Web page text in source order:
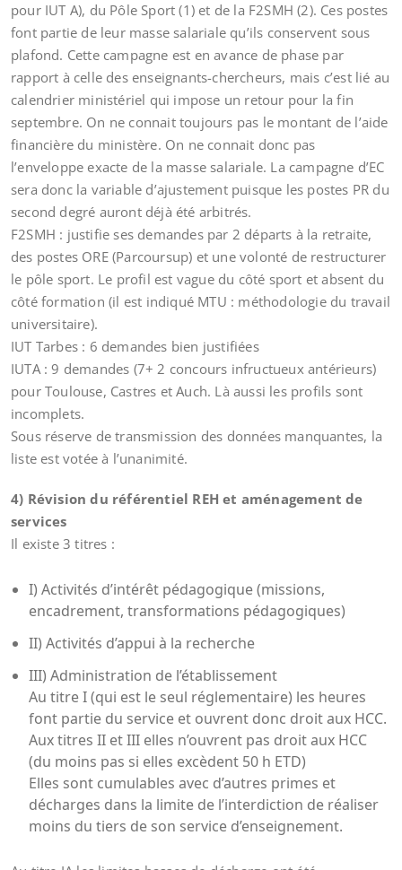
pour IUT A), du Pôle Sport (1) et de la F2SMH (2). Ces postes
font partie de leur masse salariale qu’ils conservent sous
plafond. Cette campagne est en avance de phase par
rapport à celle des enseignants-chercheurs, mais c’est lié au
calendrier ministériel qui impose un retour pour la fin
septembre. On ne connait toujours pas le montant de l’aide
financière du ministère. On ne connait donc pas
l’enveloppe exacte de la masse salariale. La campagne d’EC
sera donc la variable d’ajustement puisque les postes PR du
second degré auront déjà été arbitrés.
F2SMH : justifie ses demandes par 2 départs à la retraite,
des postes ORE (Parcoursup) et une volonté de restructurer
le pôle sport. Le profil est vague du côté sport et absent du
côté formation (il est indiqué MTU : méthodologie du travail
universitaire).
IUT Tarbes : 6 demandes bien justifiées
IUTA : 9 demandes (7+ 2 concours infructueux antérieurs)
pour Toulouse, Castres et Auch. Là aussi les profils sont
incomplets.
Sous réserve de transmission des données manquantes, la
liste est votée à l’unanimité.
4) Révision du référentiel REH et aménagement de
services
Il existe 3 titres :
I) Activités d’intérêt pédagogique (missions,
encadrement, transformations pédagogiques)
II) Activités d’appui à la recherche
III) Administration de l’établissement
Au titre I (qui est le seul réglementaire) les heures
font partie du service et ouvrent donc droit aux HCC.
Aux titres II et III elles n’ouvrent pas droit aux HCC
(du moins pas si elles excèdent 50 h ETD)
Elles sont cumulables avec d’autres primes et
décharges dans la limite de l’interdiction de réaliser
moins du tiers de son service d’enseignement.